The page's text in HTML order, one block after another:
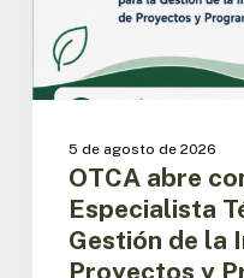
Información
de
Programas
5 de agosto de 2026
OTCA abre
Especialista
Gestión de la
Proyectos y